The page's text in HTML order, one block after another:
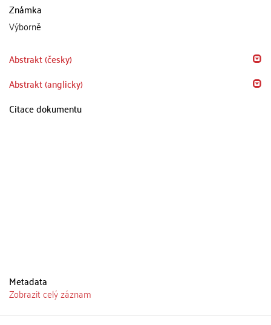
Známka
Výborně
Abstrakt (česky)
Abstrakt (anglicky)
Citace dokumentu
Metadata
Zobrazit celý záznam